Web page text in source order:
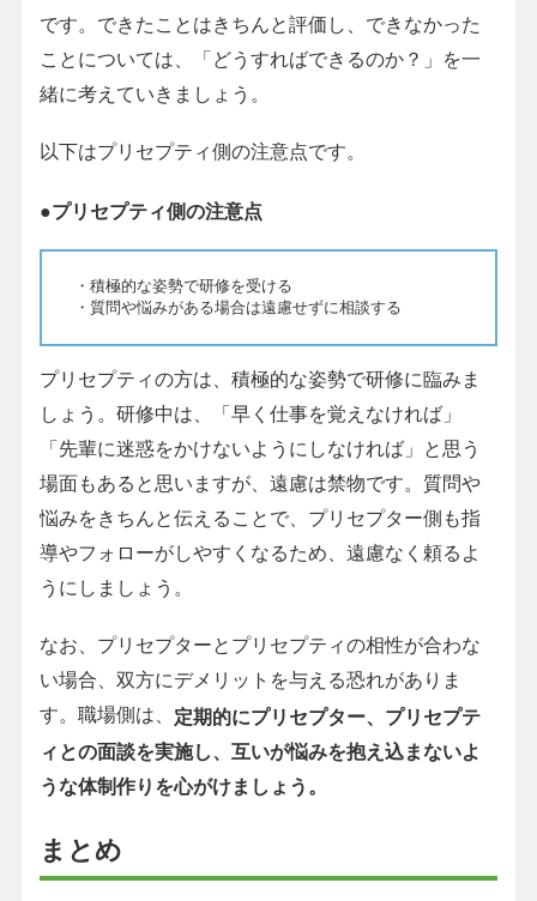
です。できたことはきちんと評価し、できなかった
ことについては、「どうすればできるのか？」を一
緒に考えていきましょう。
以下はプリセプティ側の注意点です。
●プリセプティ側の注意点
・積極的な姿勢で研修を受ける
・質問や悩みがある場合は遠慮せずに相談する
プリセプティの方は、積極的な姿勢で研修に臨みま
しょう。研修中は、「早く仕事を覚えなければ」
「先輩に迷惑をかけないようにしなければ」と思う
場面もあると思いますが、遠慮は禁物です。質問や
悩みをきちんと伝えることで、プリセプター側も指
導やフォローがしやすくなるため、遠慮なく頼るよ
うにしましょう。
なお、プリセプターとプリセプティの相性が合わな
い場合、双方にデメリットを与える恐れがありま
す。職場側は、 定期的にプリセプター、プリセプテ
ィとの面談を実施し、互いが悩みを抱え込まないよ
うな体制作りを心がけましょう。
まとめ